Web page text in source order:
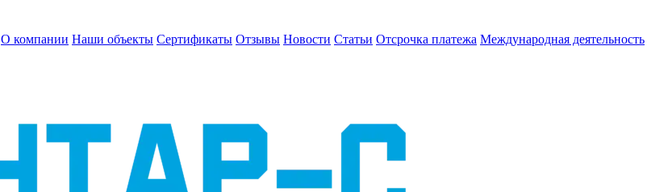
О компании Наши объекты Сертификаты Отзывы Новости Статьи Отсрочка платежа Международная деятельность